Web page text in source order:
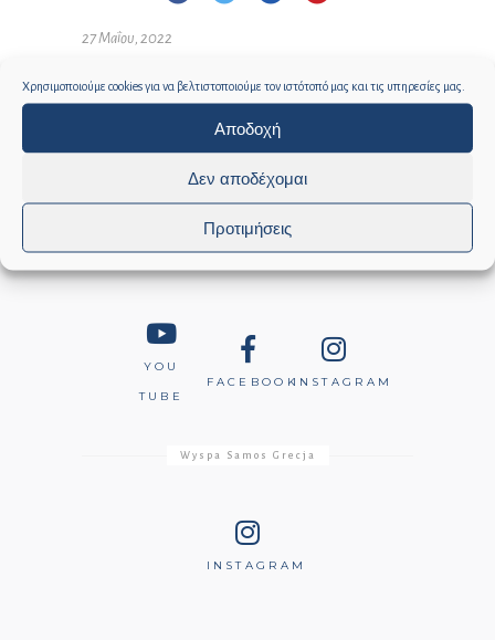
Χρησιμοποιούμε cookies για να βελτιστοποιούμε τον ιστότοπό μας και τις υπηρεσίες μας.
Αποδοχή
Δεν αποδέχομαι
Προτιμήσεις
27 Μαΐου, 2022
Social media
YOU
TUBE
FACEBOOKINSTAGRAM
Wyspa Samos Grecja
INSTAGRAM